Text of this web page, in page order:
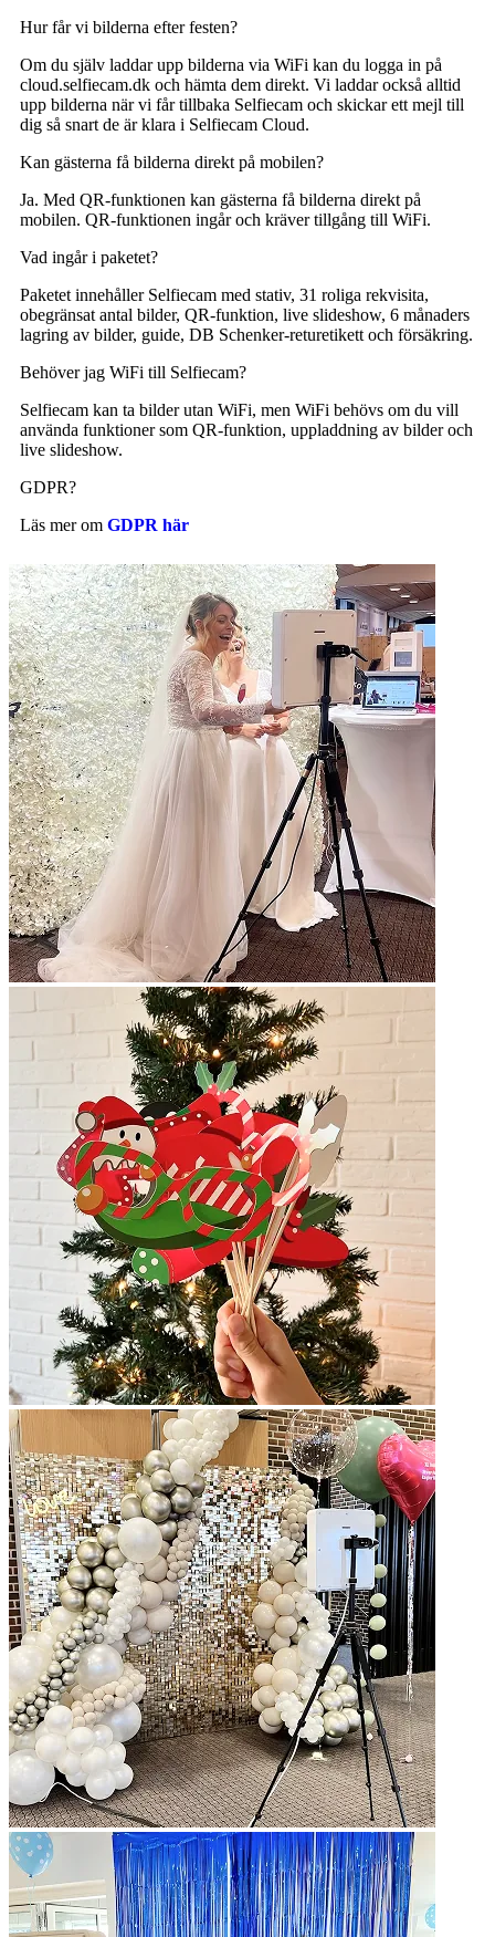
Hur får vi bilderna efter festen?
Om du själv laddar upp bilderna via WiFi kan du logga in på
cloud.selfiecam.dk och hämta dem direkt. Vi laddar också alltid
upp bilderna när vi får tillbaka Selfiecam och skickar ett mejl till
dig så snart de är klara i Selfiecam Cloud.
Kan gästerna få bilderna direkt på mobilen?
Ja. Med QR-funktionen kan gästerna få bilderna direkt på
mobilen. QR-funktionen ingår och kräver tillgång till WiFi.
Vad ingår i paketet?
Paketet innehåller Selfiecam med stativ, 31 roliga rekvisita,
obegränsat antal bilder, QR-funktion, live slideshow, 6 månaders
lagring av bilder, guide, DB Schenker-returetikett och försäkring.
Behöver jag WiFi till Selfiecam?
Selfiecam kan ta bilder utan WiFi, men WiFi behövs om du vill
använda funktioner som QR-funktion, uppladdning av bilder och
live slideshow.
GDPR?
Läs mer om GDPR här